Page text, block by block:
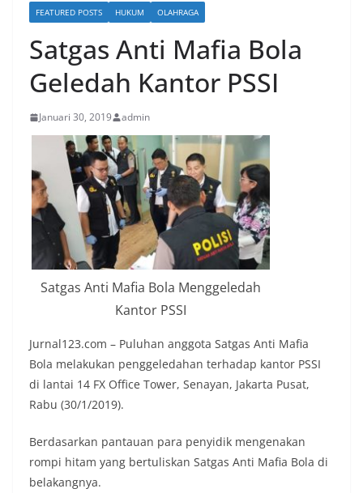
FEATURED POSTS HUKUM OLAHRAGA
Satgas Anti Mafia Bola
Geledah Kantor PSSI
Januari 30, 2019 admin
Satgas Anti Mafia Bola Menggeledah
Kantor PSSI
Jurnal123.com – Puluhan anggota Satgas Anti Mafia
Bola melakukan penggeledahan terhadap kantor PSSI
di lantai 14 FX Office Tower, Senayan, Jakarta Pusat,
Rabu (30/1/2019).
Berdasarkan pantauan para penyidik mengenakan
rompi hitam yang bertuliskan Satgas Anti Mafia Bola di
belakangnya.